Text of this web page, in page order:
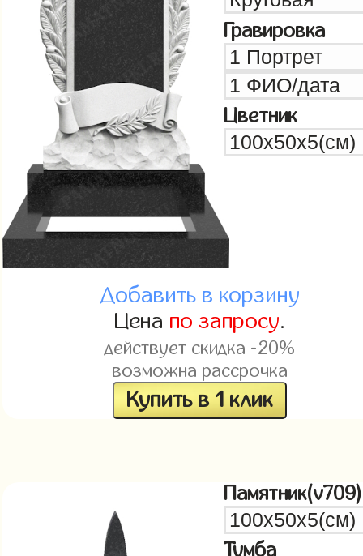
Гравировка
Цветник
Добавить в корзину
Цена по запросу.
действует скидка -20%
возможна рассрочка
Купить в 1 клик
Памятник(v709)
Тумба